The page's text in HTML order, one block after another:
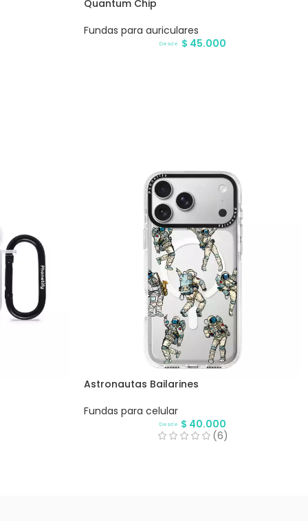
Quantum Chip
Fundas para auriculares
Desde $ 45.000
Astronautas Bailarines
Fundas para celular
Desde $ 40.000
(6)